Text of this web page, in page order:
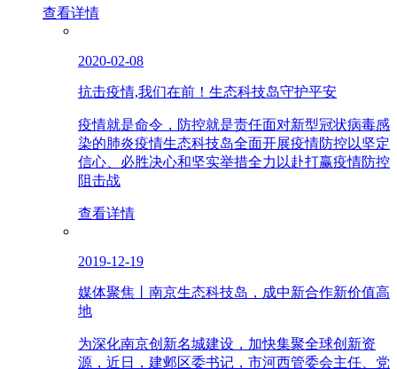
查看详情
2020-02-08
抗击疫情,我们在前！生态科技岛守护平安
疫情就是命令，防控就是责任面对新型冠状病毒感
染的肺炎疫情生态科技岛全面开展疫情防控以坚定
信心、必胜决心和坚实举措全力以赴打赢疫情防控
阻击战
查看详情
2019-12-19
媒体聚焦丨南京生态科技岛，成中新合作新价值高
地
为深化南京创新名城建设，加快集聚全球创新资
源，近日，建邺区委书记，市河西管委会主任、党